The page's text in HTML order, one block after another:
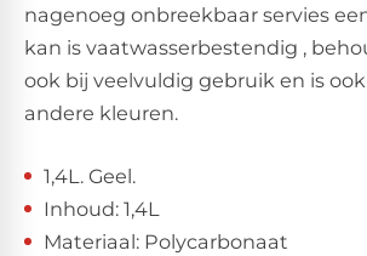
nagenoeg onbreekbaar servies
kan is vaatwasserbestendig ,
ook bij veelvuldig gebruik en is
andere kleuren.
1,4L. Geel.
Inhoud: 1,4L
Materiaal: Polycarbonaat